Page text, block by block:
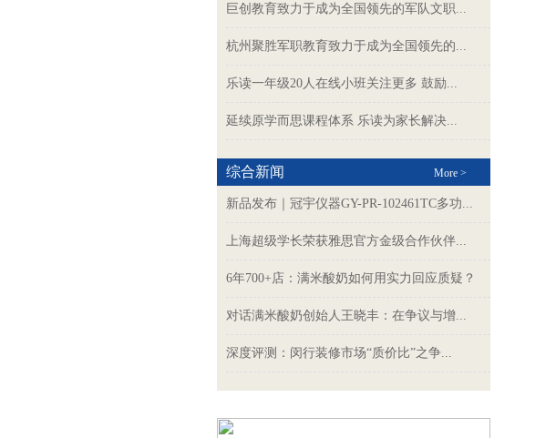
巨创教育致力于成为全国领先的军队文职...
杭州聚胜军职教育致力于成为全国领先的...
乐读一年级20人在线小班关注更多 鼓励...
延续原学而思课程体系 乐读为家长解决...
综合新闻 More >
新品发布｜冠宇仪器GY-PR-102461TC多功...
上海超级学长荣获雅思官方金级合作伙伴...
6年700+店：满米酸奶如何用实力回应质疑？
对话满米酸奶创始人王晓丰：在争议与增...
深度评测：闵行装修市场“质价比”之争...